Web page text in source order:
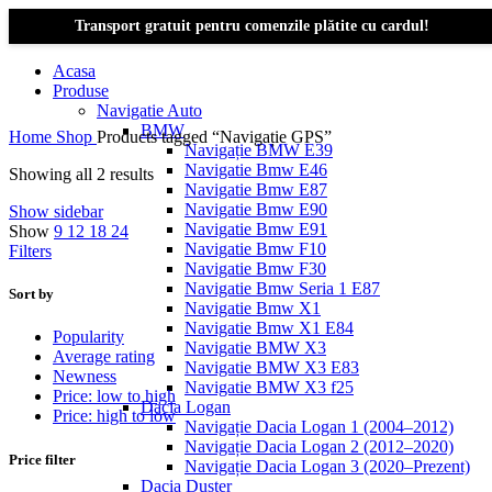
Transport gratuit pentru comenzile plătite cu cardul!
Acasa
Produse
Navigatie Auto
BMW
Navigație BMW E39
Navigatie Bmw E46
Navigatie Bmw E87
Navigatie Bmw E90
Navigatie Bmw E91
Navigatie Bmw F10
Navigatie Bmw F30
Navigatie Bmw Seria 1 E87
Navigatie Bmw X1
Navigatie Bmw X1 E84
Navigatie BMW X3
Navigatie BMW X3 E83
Navigatie BMW X3 f25
Dacia Logan
Navigație Dacia Logan 1 (2004–2012)
Navigație Dacia Logan 2 (2012–2020)
Navigație Dacia Logan 3 (2020–Prezent)
Dacia Duster
Home Shop Products tagged “Navigație GPS”
Showing all 2 results
Show sidebar
Show 9 12 18 24
Filters
Sort by
Popularity
Average rating
Newness
Price: low to high
Price: high to low
Price filter